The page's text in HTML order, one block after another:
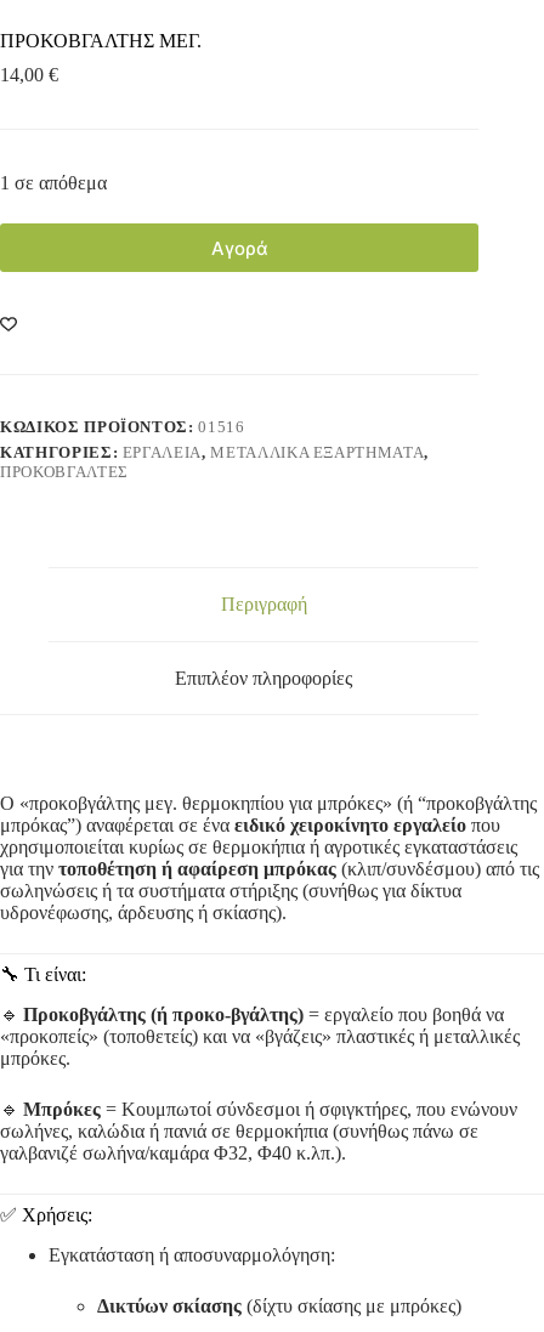
ΠΡΟΚΟΒΓΑΛΤΗΣ ΜΕΓ.
14,00 €
1 σε απόθεμα
Αγορά
ΚΩΔΙΚΌΣ ΠΡΟΪΌΝΤΟΣ:01516
ΚΑΤΗΓΟΡΊΕΣ: ΕΡΓΑΛΕΙΑ,ΜΕΤΑΛΛΙΚΑ ΕΞΑΡΤΗΜΑΤΑ,
ΠΡΟΚΟΒΓΑΛΤΕΣ
Περιγραφή
Επιπλέον πληροφορίες
Ο «προκοβγάλτης μεγ. θερμοκηπίου για μπρόκες» (ή “προκοβγάλτης
μπρόκας”) αναφέρεται σε ένα ειδικό χειροκίνητο εργαλείο που
χρησιμοποιείται κυρίως σε θερμοκήπια ή αγροτικές εγκαταστάσεις
για την τοποθέτηση ή αφαίρεση μπρόκας (κλιπ/συνδέσμου) από τις
σωληνώσεις ή τα συστήματα στήριξης (συνήθως για δίκτυα
υδρονέφωσης, άρδευσης ή σκίασης).
🔧 Τι είναι:
🔹 Προκοβγάλτης (ή προκο-βγάλτης) = εργαλείο που βοηθά να
«προκοπείς» (τοποθετείς) και να «βγάζεις» πλαστικές ή μεταλλικές
μπρόκες.
🔹 Μπρόκες = Κουμπωτοί σύνδεσμοι ή σφιγκτήρες, που ενώνουν
σωλήνες, καλώδια ή πανιά σε θερμοκήπια (συνήθως πάνω σε
γαλβανιζέ σωλήνα/καμάρα Φ32, Φ40 κ.λπ.).
✅ Χρήσεις:
Εγκατάσταση ή αποσυναρμολόγηση:
Δικτύων σκίασης (δίχτυ σκίασης με μπρόκες)